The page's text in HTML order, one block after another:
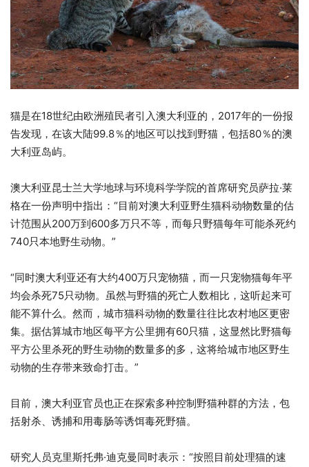
猫是在18世纪由欧洲殖民者引入澳大利亚的，2017年的一份报
告发现，在该大陆99.8％的地区可以找到野猫，包括80％的澳
大利亚岛屿。
澳大利亚昆士兰大学地球与环境科学学院的首席研究员萨拉·莱
格在一份声明中指出：“目前对澳大利亚野生猫科动物数量的估
计范围从200万到600多万只不等，而每只野猫每年可能杀死约
740只本地野生动物。”
“同时澳大利亚还有大约400万只宠物猫，而一只宠物猫每年平
均会杀死75只动物。虽然与野猫的死亡人数相比，这听起来可
能不算什么。然而，城市猫科动物的数量往往比农村地区更密
集。据估算城市地区每平方公里拥有60只猫，这显然比野猫每
平方公里杀死的野生动物的数量多的多，这将给城市地区野生
动物的生存带来致命打击。”
目前，澳大利亚官员也正在探索多种控制野猫种群的方法，包
括射杀、诱捕和用毒肠等诱饵毒死野猫。
研究人员克里斯托弗·迪克曼同时表示：“按照目前处理猫的速